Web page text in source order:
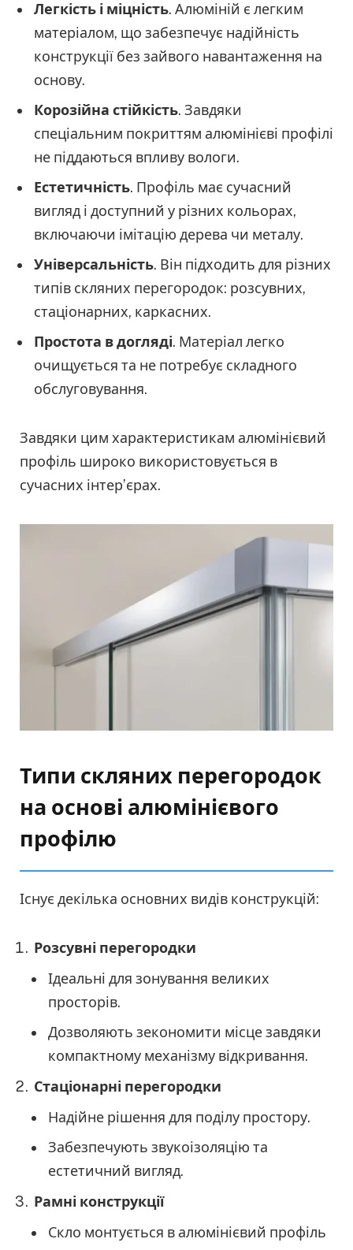
Легкість і міцність. Алюміній є легким
матеріалом, що забезпечує надійність
конструкції без зайвого навантаження на
основу.
Корозійна стійкість. Завдяки
спеціальним покриттям алюмінієві профілі
не піддаються впливу вологи.
Естетичність. Профіль має сучасний
вигляд і доступний у різних кольорах,
включаючи імітацію дерева чи металу.
Універсальність. Він підходить для різних
типів скляних перегородок: розсувних,
стаціонарних, каркасних.
Простота в догляді. Матеріал легко
очищується та не потребує складного
обслуговування.
Завдяки цим характеристикам алюмінієвий
профіль широко використовується в
сучасних інтер’єрах.
Типи скляних перегородок
на основі алюмінієвого
профілю
Існує декілька основних видів конструкцій:
Розсувні перегородки
Ідеальні для зонування великих
просторів.
Дозволяють зекономити місце завдяки
компактному механізму відкривання.
Стаціонарні перегородки
Надійне рішення для поділу простору.
Забезпечують звукоізоляцію та
естетичний вигляд.
Рамні конструкції
Скло монтується в алюмінієвий профіль